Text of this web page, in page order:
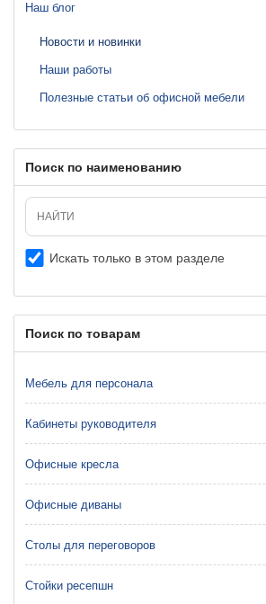
Наш блог
Новости и новинки
Наши работы
Полезные статьи об офисной мебели
Поиск по наименованию
Искать только в этом разделе
Поиск по товарам
Мебель для персонала
Кабинеты руководителя
Офисные кресла
Офисные диваны
Столы для переговоров
Стойки ресепшн